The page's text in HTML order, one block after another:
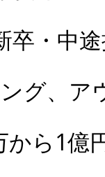
卒・中
グ、ア
から1億